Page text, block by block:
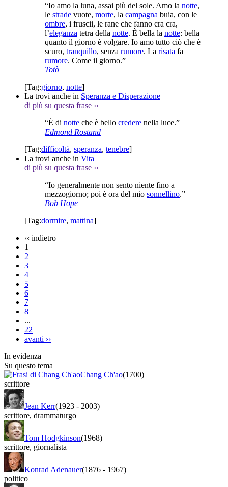
“Io amo la luna, assai più del sole. Amo la notte,
le strade vuote, morte, la campagna buia, con le
ombre, i fruscii, le rane che fanno cra cra,
l’eleganza tetra della notte. È bella la notte: bella
quanto il giorno è volgare. Io amo tutto ciò che è
scuro, tranquillo, senza rumore. La risata fa
rumore. Come il giorno.”
Totò
[Tag:giorno, notte]
La trovi anche in Speranza e Disperazione
di più su questa frase ››
“È di notte che è bello credere nella luce.”
Edmond Rostand
[Tag:difficoltà, speranza, tenebre]
La trovi anche in Vita
di più su questa frase ››
“Io generalmente non sento niente fino a
mezzogiorno; poi è ora del mio sonnellino.”
Bob Hope
[Tag:dormire, mattina]
‹‹ indietro
1
2
3
4
5
6
7
8
...
22
avanti ››
In evidenza
Su questo tema
Chang Ch'ao(1700)
scrittore
Jean Kerr(1923 - 2003)
scrittore, drammaturgo
Tom Hodgkinson(1968)
scrittore, giornalista
Konrad Adenauer(1876 - 1967)
politico